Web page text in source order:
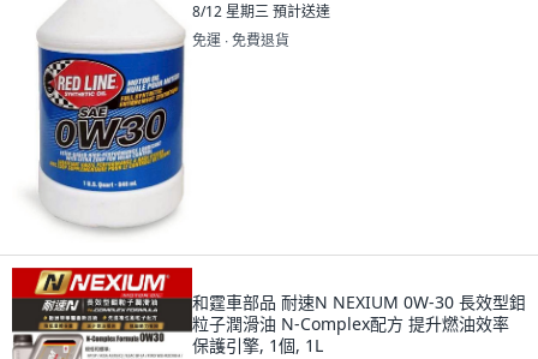
8/12 星期三預計送達
免運 ∙ 免費退貨
和霆車部品 耐速N NEXIUM 0W-30 長效型鉬
粒子潤滑油 N-Complex配方 提升燃油效率
保護引擎, 1個, 1L